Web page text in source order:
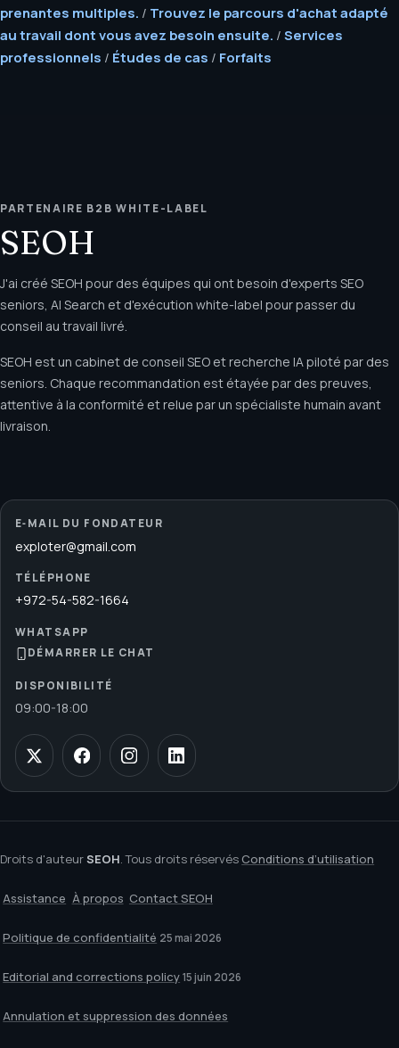
prenantes multiples. / Trouvez le parcours d'achat adapté
au travail dont vous avez besoin ensuite. / Services
professionnels / Études de cas / Forfaits
PARTENAIRE B2B WHITE-LABEL
SEOH
J'ai créé SEOH pour des équipes qui ont besoin d'experts SEO
seniors, AI Search et d'exécution white-label pour passer du
conseil au travail livré.
SEOH est un cabinet de conseil SEO et recherche IA piloté par des
seniors. Chaque recommandation est étayée par des preuves,
attentive à la conformité et relue par un spécialiste humain avant
livraison.
E‑MAIL DU FONDATEUR
exploter@gmail.com
TÉLÉPHONE
+972-54-582-1664
WHATSAPP
DÉMARRER LE CHAT
DISPONIBILITÉ
09:00-18:00
Droits d'auteurSEOH. Tous droits réservésConditions d’utilisation
Assistance À propos Contact SEOH
Politique de confidentialité 25 mai 2026
Editorial and corrections policy 15 juin 2026
Annulation et suppression des données